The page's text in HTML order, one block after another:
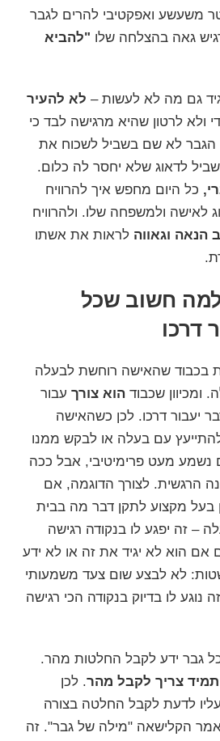
משעשע ואפקטיבי להרים לגבר
גאה בהצלחה שלו "להביא
גם מה לא לעשות – לא להעיר
ולא לרטון שהיא מרגישה לבד כי
הגבר לא שם בשביל לשכוח את
לדאוג שלא יחסר לה כלום.
כל היום מחפש איך להרוויח
לאישה ולמשפחה שלו. ולהרוויח
הנאה וגאווה לראות את אשתו
חשוב שכל
דרכו
בכבוד שהאישה רוחשת לבעלה
ומכיוון שכבוד הוא צורך עבור
יעבור דרכו. לכן כשהאישה
עם בעלה או לבקש ממנו
מעט פרימיטיבי, אבל ככה
הרגשית. לצורך הדוגמה, אם
בעל מקצוע לתקן דבר מה בבית
– זה יפגע לו בנקודה רגישה
אם הוא לא יגיד את זה או לא ידע
לא לבצע שום צעד משמעותי
נוגע לו בדיוק בנקודה הכי רגישה
גבר ידע לקבל החלטות מהר.
. לכן
לדעת לקבל החלטה בצורה
הקלישאה "מילה של גבר". זה